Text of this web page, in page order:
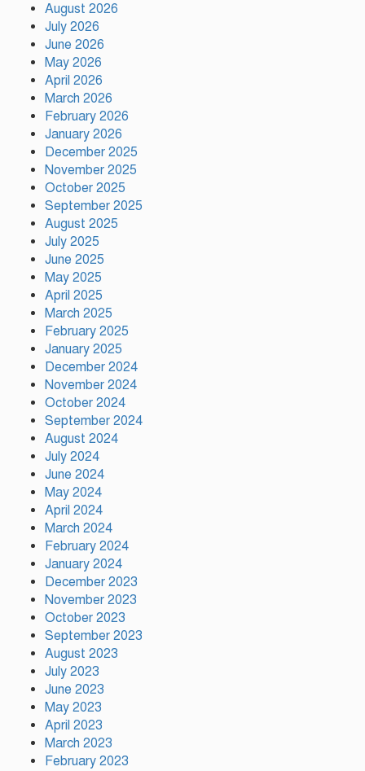
সম্প্রীতির উজ্জ্বল দৃষ্টান্ত আউচপাড়ায়!
অস্ট্রেলিয়ার বিপক্ষে টেস্ট সিরিজ ৫৪
August 2026
July 2026
June 2026
May 2026
April 2026
March 2026
February 2026
January 2026
December 2025
November 2025
October 2025
September 2025
August 2025
July 2025
June 2025
May 2025
April 2025
March 2025
February 2025
January 2025
December 2024
November 2024
October 2024
September 2024
August 2024
July 2024
June 2024
May 2024
April 2024
March 2024
February 2024
January 2024
December 2023
November 2023
October 2023
September 2023
August 2023
July 2023
June 2023
May 2023
April 2023
March 2023
February 2023